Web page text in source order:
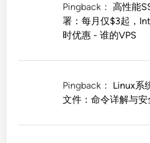
Pingback：高性能
署：每月仅$3起，
时优惠 - 谁的VPS
Pingback： Linux系
文件：命令详解与